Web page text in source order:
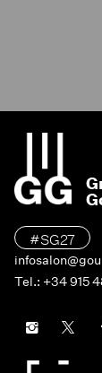
#SG27
Tel.: +34 915